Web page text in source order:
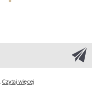
Czytaj więcej